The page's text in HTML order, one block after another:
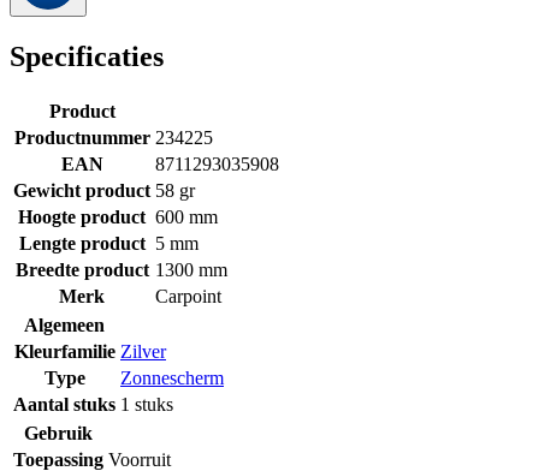
Specificaties
Product
Productnummer 234225
EAN
8711293035908
Gewicht product 58 gr
Hoogte product 600 mm
Lengte product 5 mm
Breedte product 1300 mm
Merk
Carpoint
Algemeen
Kleurfamilie Zilver
Type
Zonnescherm
Aantal stuks 1 stuks
Gebruik
Toepassing Voorruit